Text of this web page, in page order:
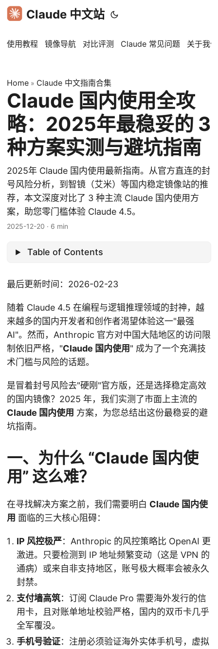
Claude 中文站
使用教程 镜像导航 对比评测 Claude 常见问题 关于我们
Home » Claude 中文指南合集
Claude 国内使用全攻
略：2025年最稳妥的 3
种方案实测与避坑指南
2025年 Claude 国内使用最新指南。从官方直连的封
号风险分析，到智镜（艾米）等国内稳定镜像站的推
荐，本文深度对比了 3 种主流 Claude 国内使用方
案，助您零门槛体验 Claude 4.5。
2025-12-20 · 6 min
Table of Contents
最后更新时间：2026-02-23
随着 Claude 4.5 在编程与逻辑推理领域的封神，越
来越多的国内开发者和创作者渴望体验这一"最强
AI"。然而，Anthropic 官方对中国大陆地区的访问限
制依旧严格，"Claude 国内使用" 成为了一个充满技
术门槛与风险的话题。
是冒着封号风险去"硬刚"官方版，还是选择稳定高效
的国内镜像？2025 年，我们实测了市面上主流的
Claude 国内使用 方案，为您总结出这份最稳妥的避
坑指南。
一、为什么 “Claude 国内使
用” 这么难？
在寻找解决方案之前，我们需要明白 Claude 国内使
用 面临的三大核心阻碍：
IP 风控极严：Anthropic 的风控策略比 OpenAI 更
激进。只要检测到 IP 地址频繁变动（这是 VPN 的
通病）或来自非支持地区，账号极大概率会被永久
封禁。
支付墙高筑：订阅 Claude Pro 需要海外发行的信
用卡，且对账单地址校验严格，国内的双币卡几乎
全军覆没。
手机号验证：注册必须验证海外实体手机号，虚拟